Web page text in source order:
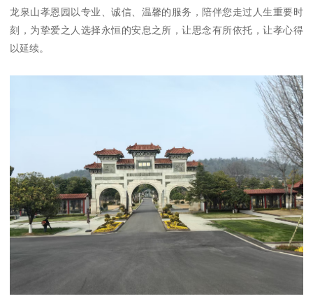
龙泉山孝恩园以专业、诚信、温馨的服务，陪伴您走过人生重要时
刻，为挚爱之人选择永恒的安息之所，让思念有所依托，让孝心得
以延续。